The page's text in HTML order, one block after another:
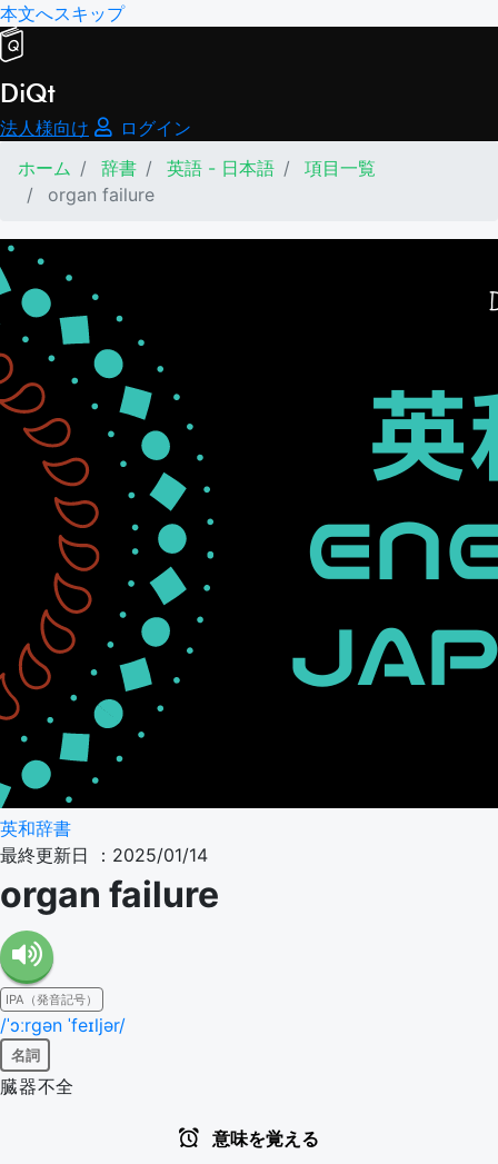
本文へスキップ
DiQt
法人様向け
ログイン
ホーム
辞書 英語 - 日本語
項目一覧
organ failure
英和辞書
最終更新日 ：2025/01/14
organ failure
IPA（発音記号）
/ˈɔːrɡən ˈfeɪljər/
名詞
臓器不全
意味を覚える